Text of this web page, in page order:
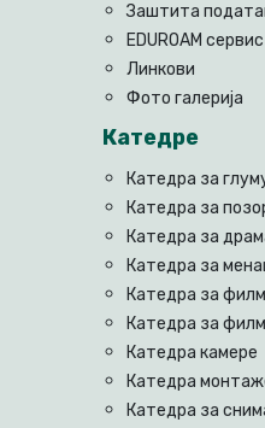
Заштита
EDUROAM сервис
Линкови
Фото галерија
Катедре
Катедра за
Катедра за
Катедра за
Катедра за
Катедра за
Катедра за
Катедра камере
Катедра
Катедра за